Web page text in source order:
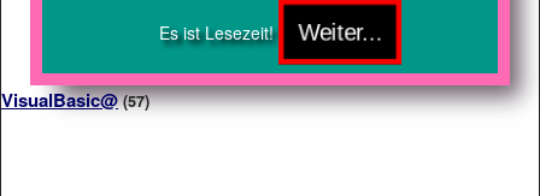
Es ist Lesezeit!
VisualBasic@ (57)